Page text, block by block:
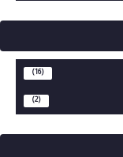
(16)
(2)